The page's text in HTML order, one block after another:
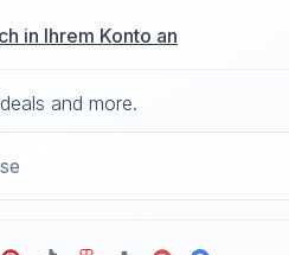
in Ihrem Konto an
and more.